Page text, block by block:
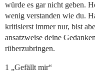
würde es gar nicht geben.
wenig verstanden wie du.
kritisierst immer nur, bist
ansatzweise deine
rüberzubringen.
1 „Gefällt mir“